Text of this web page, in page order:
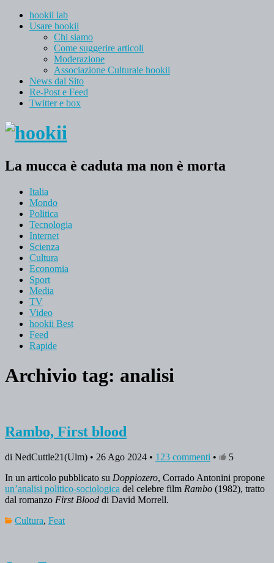
hookii lab
Usare hookii
Chi siamo
Come suggerire articoli
Moderazione
Associazione Culturale hookii
News dal Sito
Re-Post e Feed
Twitter e box
La mucca è caduta ma non è morta
Italia
Mondo
Politica
Tecnologia
Internet
Scienza
Cultura
Economia
Sport
Media
TV
Video
hookii Best
Feed
Rapide
Archivio tag: analisi
Rambo, First blood
di NedCuttle21(Ulm) • 26 Ago 2024 • 123 commenti •
5
In un articolo pubblicato su Doppiozero, Corrado Antonini propone
un’analisi politico-sociologica del celebre film Rambo (1982), tratto
dal romanzo First Blood di David Morrell.
Cultura, Feat